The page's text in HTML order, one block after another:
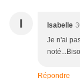
I Isabelle
Je n'ai
Répondre